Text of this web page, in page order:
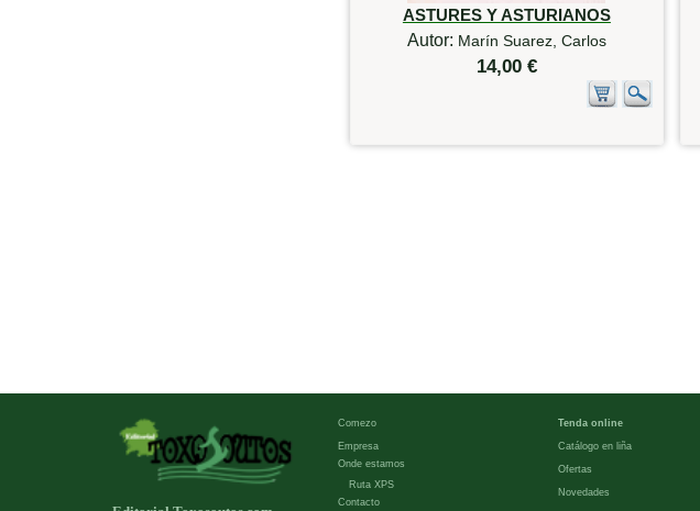
ASTURES Y ASTURIANOS
Autor: Marín Suarez, Carlos
14,00 €
Comezo
Empresa
Onde estamos
Ruta XPS
Contacto
Tenda online
Catálogo en liña
Ofertas
Novedades